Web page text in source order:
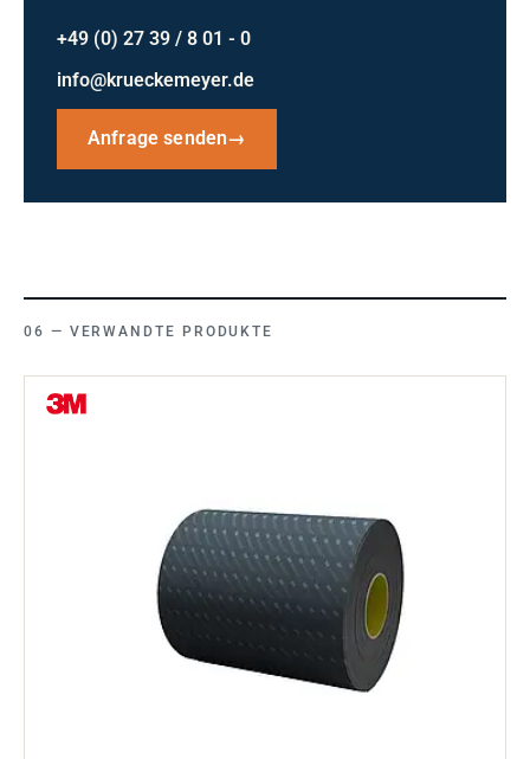
+49 (0) 27 39 / 8 01 - 0
info@krueckemeyer.de
Anfrage senden→
VERWANDTE PRODUKTE